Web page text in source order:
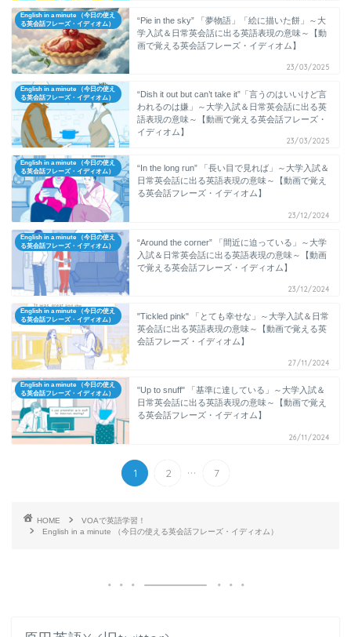
English in a minute （今日の使え
る英会話フレーズ・イディオム）
“Pie in the sky” 「夢物語」「絵に描いた餅」～大
学入試＆日常英会話に出る英語表現の意味～【動
画で覚える英会話フレーズ・イディオム】
23/03/2025
English in a minute （今日の使え
る英会話フレーズ・イディオム）
“Dish it out but can’t take it”「言うのはいいけど言
われるのは嫌」～大学入試＆日常英会話に出る英
語表現の意味～【動画で覚える英会話フレーズ・
イディオム】
23/03/2025
English in a minute （今日の使え
る英会話フレーズ・イディオム）
“In the long run” 「長い目で見れば」～大学入試＆
日常英会話に出る英語表現の意味～【動画で覚え
る英会話フレーズ・イディオム】
23/12/2024
English in a minute （今日の使え
る英会話フレーズ・イディオム）
“Around the corner” 「間近に迫っている」～大学
入試＆日常英会話に出る英語表現の意味～【動画
で覚える英会話フレーズ・イディオム】
23/12/2024
English in a minute （今日の使え
る英会話フレーズ・イディオム）
"Tickled pink" 「とても幸せな」～大学入試＆日常
英会話に出る英語表現の意味～【動画で覚える英
会話フレーズ・イディオム】
27/11/2024
English in a minute （今日の使え
る英会話フレーズ・イディオム）
"Up to snuff" 「基準に達している」～大学入試＆
日常英会話に出る英語表現の意味～【動画で覚え
る英会話フレーズ・イディオム】
26/11/2024
1 2 ... 7
HOME
VOAで英語学習！
English in a minute （今日の使える英会話フレーズ・イディオム）